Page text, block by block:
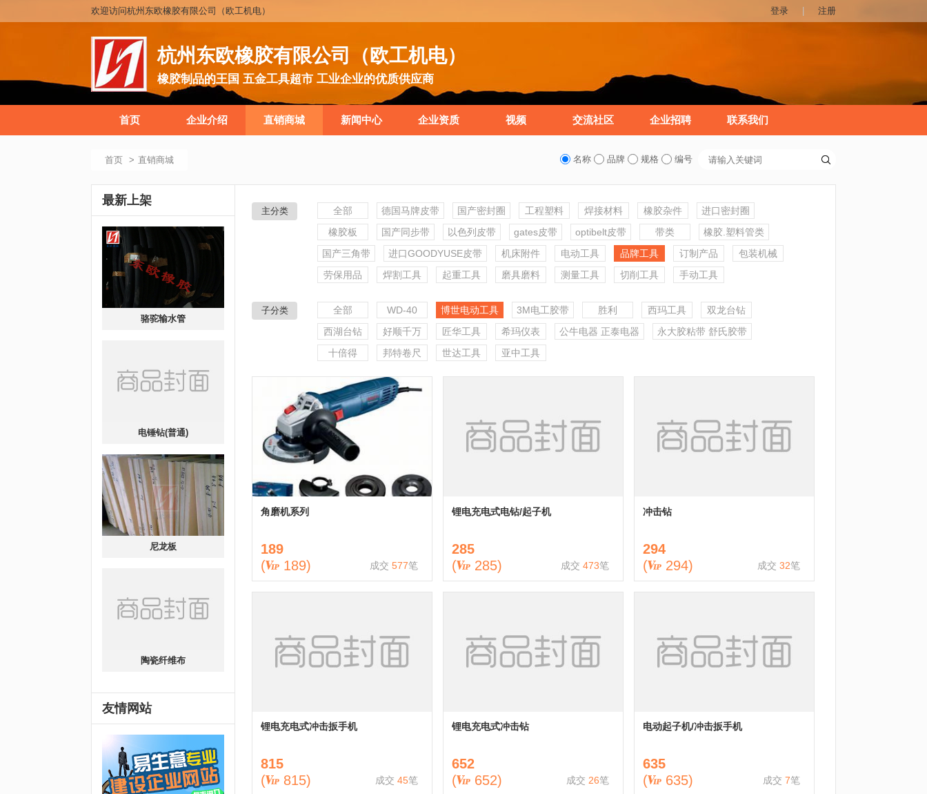
欢迎访问杭州东欧橡胶有限公司（欧工机电） 登录 注册
杭州东欧橡胶有限公司（欧工机电）
橡胶制品的王国 五金工具超市 工业企业的优质供应商
首页 企业介绍 直销商城 新闻中心 企业资质 视频 交流社区 企业招聘 联系我们
首页 直销商城 名称 品牌 规格 编号
最新上架
骆驼输水管
电锤钻(普通)
尼龙板
陶瓷纤维布
友情网站
主分类 全部 德国马牌皮带 国产密封圈 工程塑料 焊接材料 橡胶杂件
进口密封圈
橡胶板
国产同步带 以色列皮带 gates皮带 optibelt皮带 带类
橡胶.塑料管类
国产三角带
进口GOODYUSE皮带 机床附件 电动工具 品牌工具 订制产品
包装机械
劳保用品
焊割工具 起重工具 磨具磨料 测量工具 切削工具 手动工具
子分类 全部 WD-40 博世电动工具 3M电工胶带 胜利 西玛工具
双龙台钻
西湖台钻
好顺千万 匠华工具 希玛仪表 公牛电器 正泰电器
永大胶粘带 舒氏胶带
十倍得
邦特卷尺 世达工具 亚中工具
角磨机系列
189
(
189) 成交 577笔
锂电充电式电钻/起子机
285
(
285) 成交 473笔
冲击钻
294
(
294) 成交 32笔
锂电充电式冲击扳手机
815
(
815) 成交 45笔
锂电充电式冲击钻
652
(
652) 成交 26笔
电动起子机/冲击扳手机
635
(
635) 成交 7笔